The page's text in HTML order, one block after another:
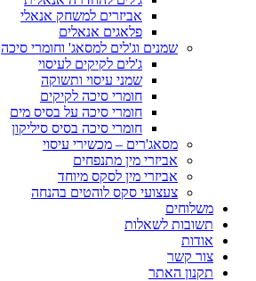
אביזרים למשחק אנאלי
פלאגים אנאלים
שמנים וג'לים למסאג' וחומרי סיכה
ג'לים לקיקים לעיסוי
שמני עיסוי ותשוקה
חומרי סיכה לקיקים
חומרי סיכה על בסיס מים
חומרי סיכה בסיס סיליקון
מסאג'רים – מכשירי עיסוי
אביזרי מין מתנפחים
אביזרי מין לסקס מיוחד
צעצועי סקס לוהטים בהנחה
משלוחים
תשובות לשאלות
אודות
צור קשר
תקנון האתר